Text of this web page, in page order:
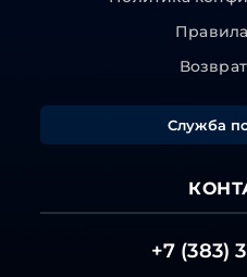
Служба
+7 (383)